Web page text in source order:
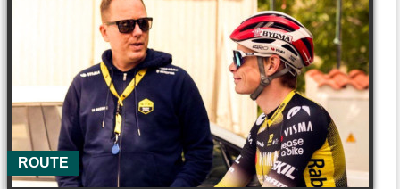
ROUTE